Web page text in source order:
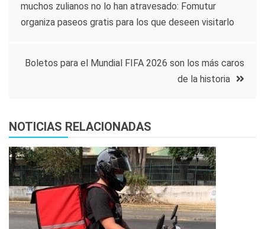
de
muchos zulianos no lo han atravesado: Fomutur
organiza paseos gratis para los que deseen visitarlo
Boletos para el Mundial FIFA 2026 son los más caros
de la historia
NOTICIAS RELACIONADAS